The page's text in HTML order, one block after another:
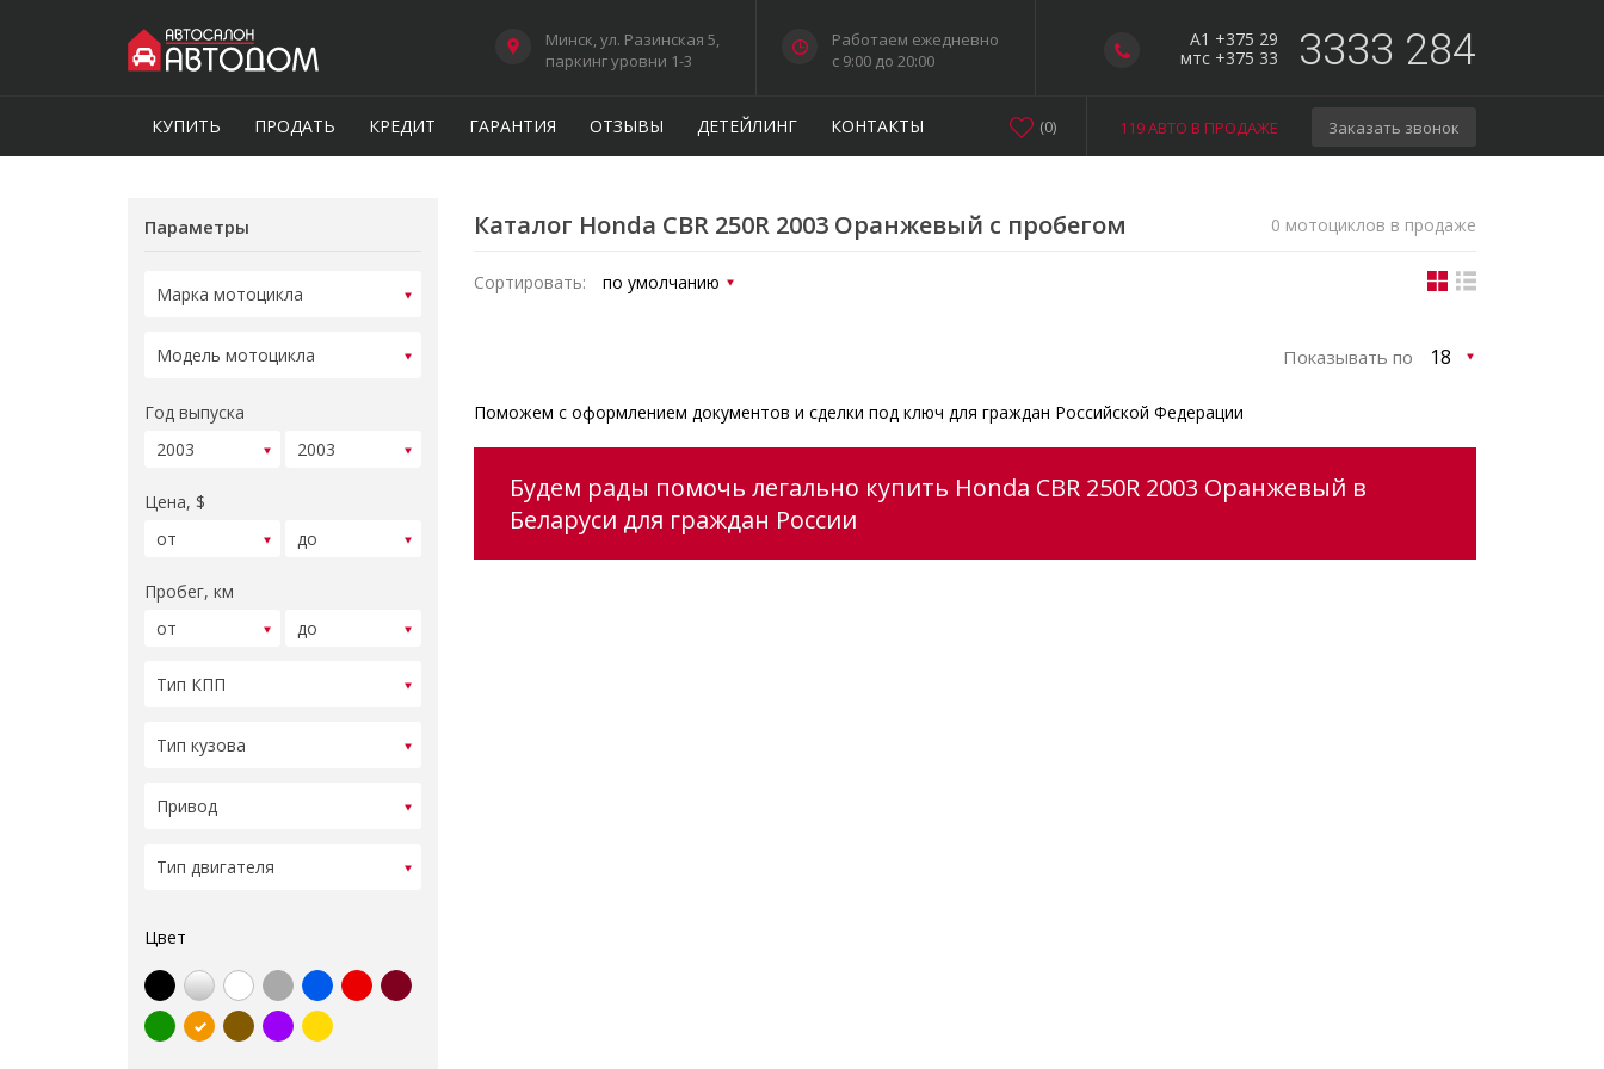
A1 +375 29
мтс +375 33
3333 284
Минск, ул. Разинская 5,
паркинг уровни 1-3
Работаем ежедневно
c 9:00 до 20:00
КУПИТЬ ПРОДАТЬ КРЕДИТ ГАРАНТИЯ ОТЗЫВЫ ДЕТЕЙЛИНГ КОНТАКТЫ 119 АВТО В ПРОДАЖЕ Заказать звонок
(0)
Параметры
Год выпуска
Цена, $
Пробег, км
Цвет
Каталог Honda CBR 250R 2003 Оранжевый с пробегом 0 мотоциклов в продаже
Сортировать:
Показывать по
Поможем с оформлением документов и сделки под ключ для граждан Российской Федерации
Будем рады помочь легально купить Honda CBR 250R 2003 Оранжевый в
Беларуси для граждан России